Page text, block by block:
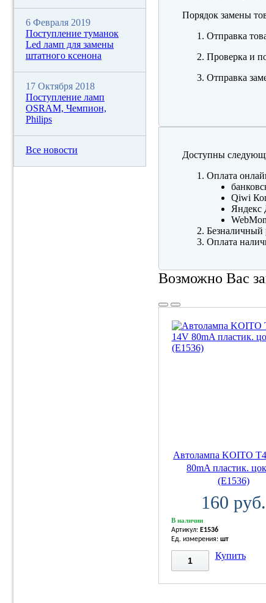
Порядок замены
Отправка
Проверка и
Отправка
Доступны
Оплата
Qiwi
Яндекс
Безналичный
Оплата
Возможно Вас
Автолампа KOITO
80mA пластик.
(E1536)
160 руб.
В наличии
Артикул: E1536
Ед. измерения: шт
Купить
6 Февраля 2019
Поступление туманок
Led ламп для замены
штатного ксенона
17 Октября 2018
Поступление ламп
OSRAM, Чемпион,
Philips
Все новости